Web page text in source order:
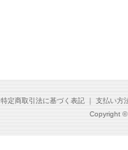
特定商取引法に基づく表記｜支払い方
Copyright